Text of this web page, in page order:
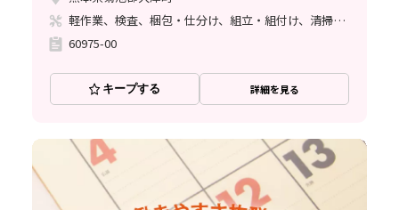
軽作業、検査、梱包・仕分け、組立・組付け、清掃・洗浄
60975-00
キープする 詳細を見る